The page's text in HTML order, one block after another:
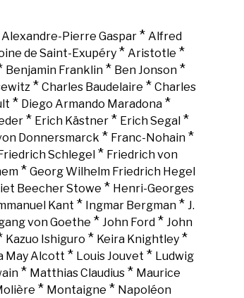
Alexandre-Pierre Gaspar* Alfred
de Saint-Exupéry * Aristotle *
Benjamin Franklin * Ben Jonson *
* Charles Baudelaire * Charles
* Diego Armando Maradona *
* Erich Kästner * Erich Segal *
Donnersmarck * Franc-Nohain *
Friedrich Schlegel * Friedrich von
* Georg Wilhelm Friedrich Hegel
Beecher Stowe * Henri-Georges
Kant * Ingmar Bergman* J.
von Goethe * John Ford * John
Kazuo Ishiguro * Keira Knightley*
May Alcott * Louis Jouvet * Ludwig
* Matthias Claudius* Maurice
* Montaigne * Napoléon